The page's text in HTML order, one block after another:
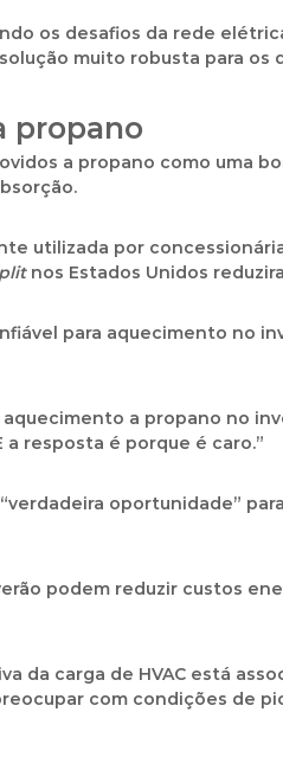
os desafios da rede
muito robusta para
propano
a propano como uma
utilizada por
nos Estados Unidos
para aquecimento no
a propano no
resposta é porque é caro.”
oportunidade”
podem reduzir custos
da carga de HVAC está
com condições de